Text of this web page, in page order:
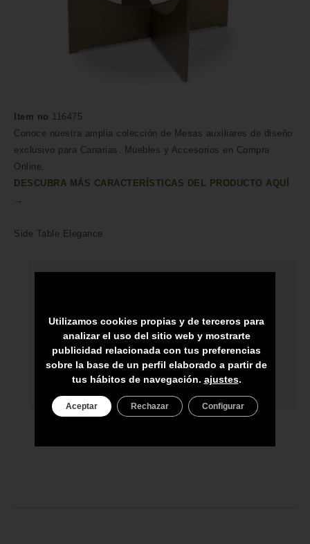
Item no 116475
Conoce nuestra amplia colección de Mesas auxiliares de diseño
exclusivo para Canarias. Muebles y Accesorios en Compra
Online.
DESCUBRA MÁS CARACTERÍSTICAS DEL PRODUCTO AQUÍ
→
Side Table Elegance
ENVÍO A TODA CANARIAS
ASESORAMIENTO PERSONAL
PRECIO DEL PRODUCTO NO INCLUYE
Utilizamos cookies propias y de terceros para
analizar el uso del sitio web y mostrarte
publicidad relacionada con tus preferencias
sobre la base de un perfil elaborado a partir de
tus hábitos de navegación. ajustes.
Aceptar Rechazar Configurar